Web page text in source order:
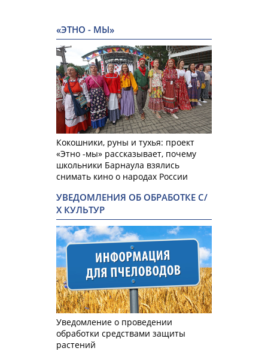
«ЭТНО - МЫ»
Кокошники, руны и тухья: проект
«Этно -мы» рассказывает, почему
школьники Барнаула взялись
снимать кино о народах России
УВЕДОМЛЕНИЯ ОБ ОБРАБОТКЕ С/
Х КУЛЬТУР
Уведомление о проведении
обработки средствами защиты
растений